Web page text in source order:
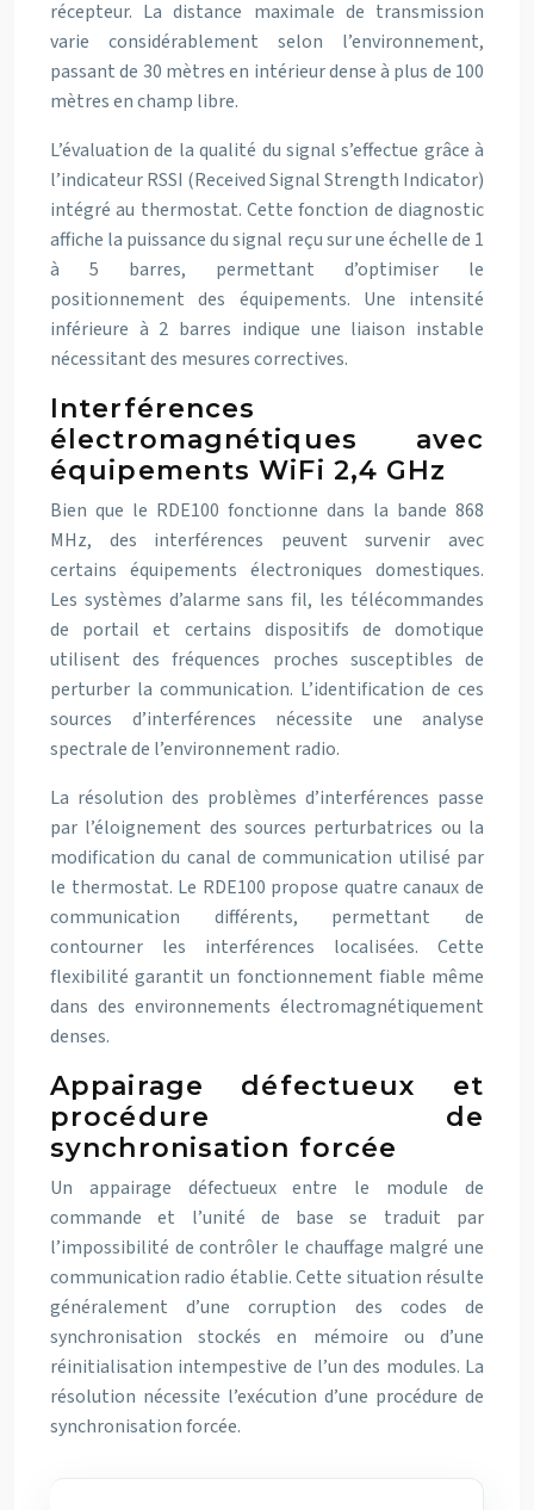
récepteur. La distance maximale de transmission
varie considérablement selon l’environnement,
passant de 30 mètres en intérieur dense à plus de 100
mètres en champ libre.
L’évaluation de la qualité du signal s’effectue grâce à
l’indicateur RSSI (Received Signal Strength Indicator)
intégré au thermostat. Cette fonction de diagnostic
affiche la puissance du signal reçu sur une échelle de 1
à 5 barres, permettant d’optimiser le
positionnement des équipements. Une intensité
inférieure à 2 barres indique une liaison instable
nécessitant des mesures correctives.
Interférences
électromagnétiques avec
équipements WiFi 2,4 GHz
Bien que le RDE100 fonctionne dans la bande 868
MHz, des interférences peuvent survenir avec
certains équipements électroniques domestiques.
Les systèmes d’alarme sans fil, les télécommandes
de portail et certains dispositifs de domotique
utilisent des fréquences proches susceptibles de
perturber la communication. L’identification de ces
sources d’interférences nécessite une analyse
spectrale de l’environnement radio.
La résolution des problèmes d’interférences passe
par l’éloignement des sources perturbatrices ou la
modification du canal de communication utilisé par
le thermostat. Le RDE100 propose quatre canaux de
communication différents, permettant de
contourner les interférences localisées. Cette
flexibilité garantit un fonctionnement fiable même
dans des environnements électromagnétiquement
denses.
Appairage défectueux et
procédure de
synchronisation forcée
Un appairage défectueux entre le module de
commande et l’unité de base se traduit par
l’impossibilité de contrôler le chauffage malgré une
communication radio établie. Cette situation résulte
généralement d’une corruption des codes de
synchronisation stockés en mémoire ou d’une
réinitialisation intempestive de l’un des modules. La
résolution nécessite l’exécution d’une procédure de
synchronisation forcée.